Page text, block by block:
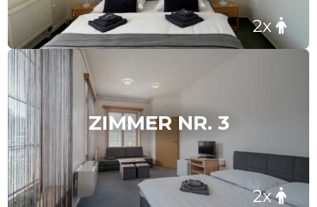
2x
ZIMMER NR. 3
2x